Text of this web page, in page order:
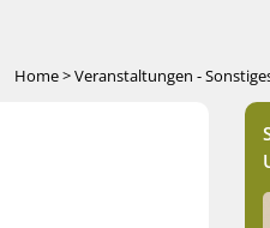
Home>Veranstaltungen -